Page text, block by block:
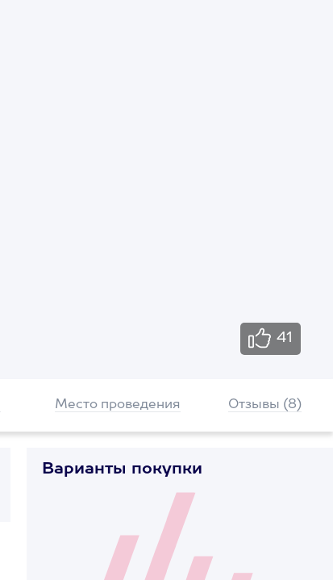
41
Место проведения Отзывы (8)
Варианты покупки